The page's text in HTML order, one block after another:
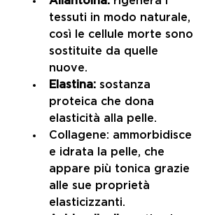
tessuti in modo naturale,
così le cellule morte sono
sostituite da quelle
nuove.
Elastina: sostanza
proteica che dona
elasticità alla pelle.
Collagene: ammorbidisce
e idrata la pelle, che
appare più tonica grazie
alle sue proprietà
elasticizzanti.